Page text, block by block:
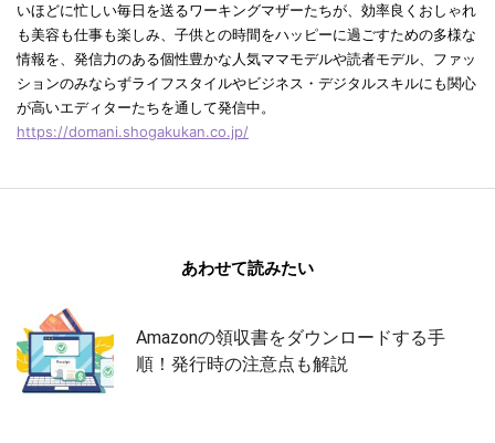
いほどに忙しい毎日を送るワーキングマザーたちが、効率良くおしゃれ
も美容も仕事も楽しみ、子供との時間をハッピーに過ごすための多様な
情報を、発信力のある個性豊かな人気ママモデルや読者モデル、ファッ
ションのみならずライフスタイルやビジネス・デジタルスキルにも関心
が高いエディターたちを通して発信中。
https://domani.shogakukan.co.jp/
あわせて読みたい
Amazonの領収書をダウンロードする手
順！発行時の注意点も解説